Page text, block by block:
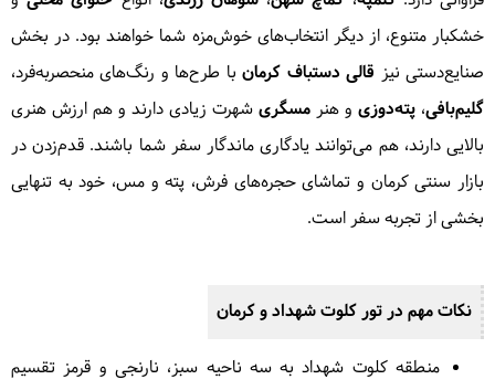
خشکبار متنوع، از دیگر انتخاب‌های خوش‌مزه شما خواهند بود. در بخش
صنایع‌دستی نیز قالی دستباف کرمانبا طرح‌ها و رنگ‌های منحصربه‌فرد،
گلیم‌بافی، پته‌دوزی و هنر مسگری شهرت زیادی دارند و هم ارزش هنری
بالایی دارند، هم می‌توانند یادگاری ماندگار سفر شما باشند. قدم‌زدن در
بازار سنتی کرمان و تماشای حجره‌های فرش، پته و مس، خود به تنهایی
بخشی از تجربه سفر است.
نکات مهم در تور کلوت شهداد و کرمان
منطقه کلوت شهداد به سه ناحیه سبز، نارنجی و قرمز تقسیم